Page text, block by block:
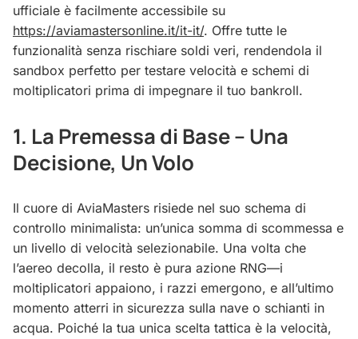
ufficiale è facilmente accessibile su
https://aviamastersonline.it/it-it/. Offre tutte le
funzionalità senza rischiare soldi veri, rendendola il
sandbox perfetto per testare velocità e schemi di
moltiplicatori prima di impegnare il tuo bankroll.
1. La Premessa di Base – Una
Decisione, Un Volo
Il cuore di AviaMasters risiede nel suo schema di
controllo minimalista: un’unica somma di scommessa e
un livello di velocità selezionabile. Una volta che
l’aereo decolla, il resto è pura azione RNG—i
moltiplicatori appaiono, i razzi emergono, e all’ultimo
momento atterri in sicurezza sulla nave o schianti in
acqua. Poiché la tua unica scelta tattica è la velocità,